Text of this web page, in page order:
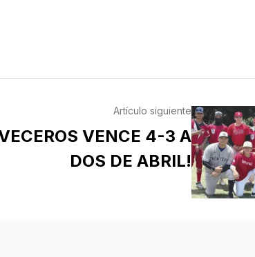
Artículo siguiente
VENCE 4-3 A
DOS DE ABRIL!